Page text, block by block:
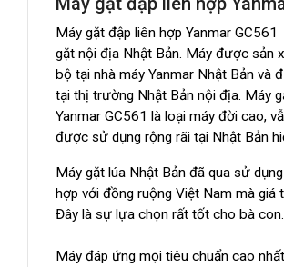
Máy gặt đập liên hợp Yanmar
gặt nội địa Nhật Bản. Máy được sản
bộ tại nhà máy Yanmar Nhật Bản và
tại thị trường Nhật Bản nội địa. Máy
Yanmar GC561 là loại máy đời cao,
được sử dụng rộng rãi tại Nhật Bản
Máy gặt lúa Nhật Bản đã qua sử
hợp với đồng ruộng Việt Nam mà giá
Đây là sự lựa chọn rất tốt cho bà con.
Máy đáp ứng mọi tiêu chuẩn cao